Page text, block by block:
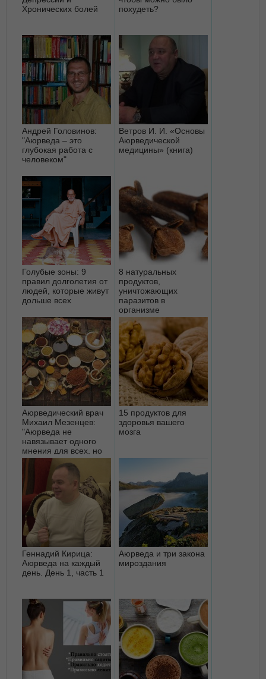
Хронических болей
похудеть?
Андрей Головинов:
"Аюрведа – это
глубокая работа с
человеком"
Ветров И. И. «Основы
Аюрведической
медицины» (книга)
Голубые зоны: 9
правил долголетия от
людей, которые живут
дольше всех
8 натуральных
продуктов,
уничтожающих
паразитов в
организме
Аюрведический врач
Михаил Мезенцев:
"Аюрведа не
навязывает одного
мнения для всех, но
предлагае...
15 продуктов для
здоровья вашего
мозга
Геннадий Кирица:
Аюрведа на каждый
день. День 1, часть 1
Аюрведа и три закона
мироздания